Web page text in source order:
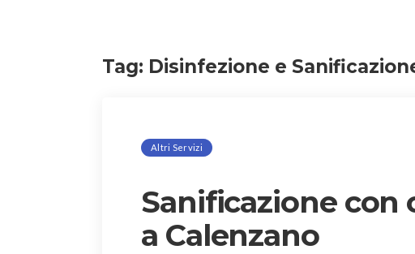
Tag: Disinfezione e
Altri Servizi
Sanificazione con
a Calenzano